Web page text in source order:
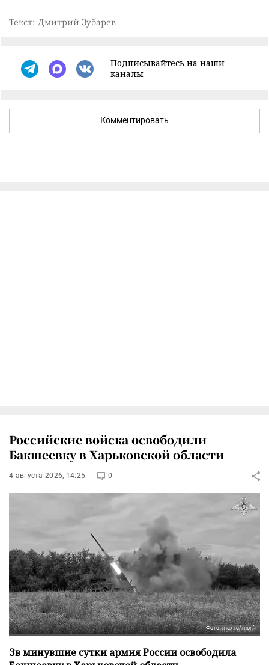
Текст: Дмитрий Зубарев
Подписывайтесь на наши
каналы
Комментировать
Российские войска освободили
Бакшеевку в Харьковской области
4 августа 2026, 14:25 0
Фото: max.ru/morf
Зв минувшие сутки армия России освободила